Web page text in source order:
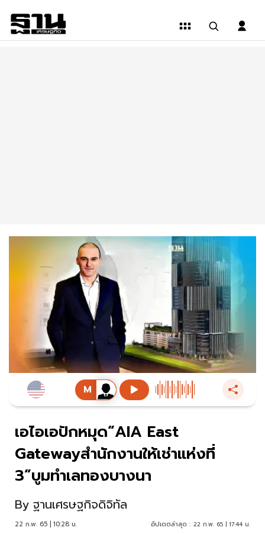
เอไอเอปักหมุด“AIA East
Gatewayสำนักงานให้เช่าแห่งที่
3”บูมทำเลทองบางนา
By ฐานเศรษฐกิจดิจิทัล
22 ก.พ. 65 | 10:28 น. อัปเดตล่าสุด : 22 ก.พ. 65 | 17:44 น.